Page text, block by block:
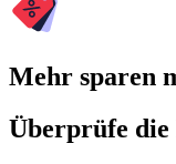
Mehr sparen
Überprüfe die